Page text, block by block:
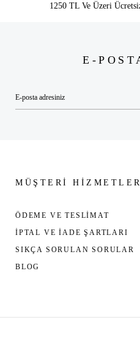
1250 TL Ve Üzeri
E-
MÜŞTERİ
ÖDEME VE TESLİMAT
İPTAL VE İADE ŞARTLARI
SIKÇA SORULAN SORULAR
BLOG